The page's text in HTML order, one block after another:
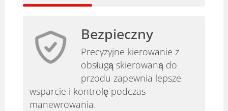
Bezpieczny
Precyzyjne kierowanie z
obsługą skierowaną do
przodu zapewnia lepsze
wsparcie i kontrolę podczas
manewrowania.